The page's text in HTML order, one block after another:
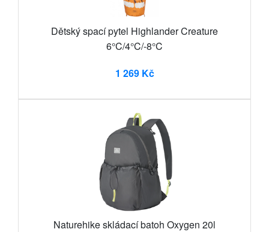
Dětský spací pytel Highlander Creature
6°C/4°C/-8°C
1 269 Kč
Naturehike skládací batoh Oxygen 20l